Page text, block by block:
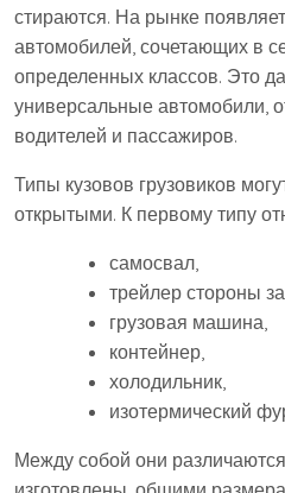
стираются. На рынке
автомобилей, сочетающих в
определенных классов. Это
универсальные автомобили,
водителей и пассажиров.
Типы кузовов грузовиков
открытыми. К первому типу
самосвал,
трейлер стороны
грузовая машина,
контейнер,
холодильник,
изотермический
Между собой они